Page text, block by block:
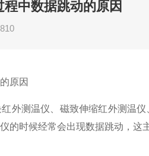
中数据跳动的原因
原因
外测温仪、磁致伸缩红外测温
的时候经常会出现数据跳动，这